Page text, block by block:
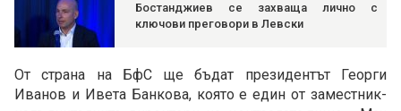
Бостанджиев се захваща лично с
ключови преговори в Левски
От страна на БфС ще бъдат президентът Георги
Иванов и Ивета Банкова, която е един от заместник-